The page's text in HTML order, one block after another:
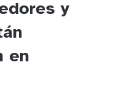
y
en